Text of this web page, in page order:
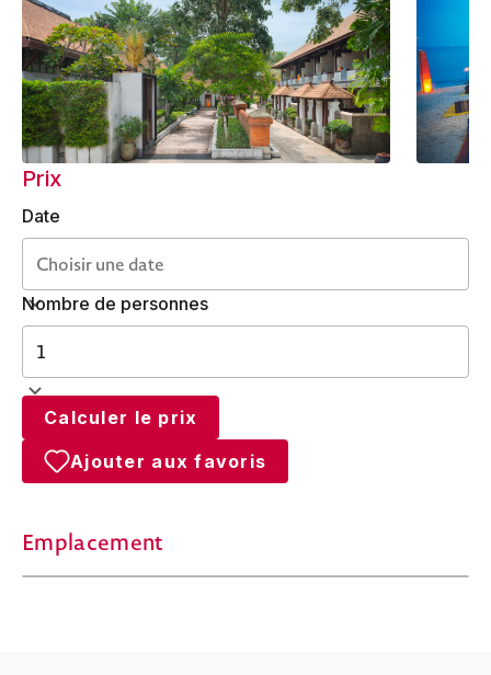
Prix
Date
Nombre de personnes
Calculer le prix
Ajouter aux favoris
Emplacement